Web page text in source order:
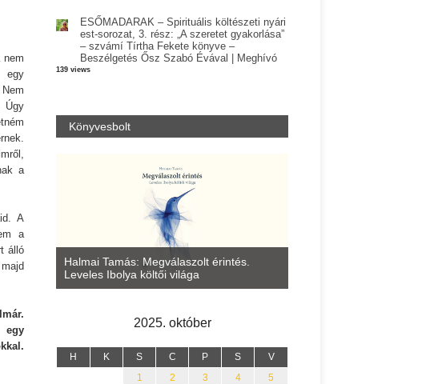
egy
Úgy
a
A
a
álló
egy
ESŐMADARAK – Spirituális költészeti nyári
est-sorozat, 3. rész: „A szeretet gyakorlása”
– szvámí Tírtha Fekete könyve –
Beszélgetés Ősz Szabó Évával | Meghívó
139 views
Könyvesbolt
Halmai Tamás: Megválaszolt érintés.
Leveles Ibolya költői világa
2025. október
H K S C P S V
1 2 3 4
5